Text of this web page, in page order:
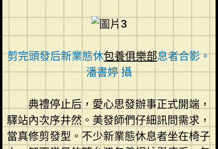
剪完頭發后新業態休包養俱樂部息者合影。
潘書婷 攝
典禮停止后，愛心思發辦事正式開端，
驛站內次序井然。美發師們仔細訊問需求，
當真修剪發型。不少新業態休息者坐在椅子